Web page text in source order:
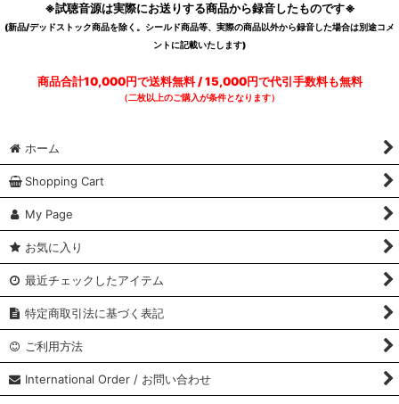
※試聴音源は実際にお送りする商品から録音したものです※
(新品/デッドストック商品を除く。シールド商品等、実際の商品以外から録音した場合は別途コメ
ントに記載いたします)
商品合計10,000円で送料無料 / 15,000円で代引手数料も無料
（二枚以上のご購入が条件となります）
ホーム
Shopping Cart
My Page
お気に入り
最近チェックしたアイテム
特定商取引法に基づく表記
ご利用方法
International Order / お問い合わせ